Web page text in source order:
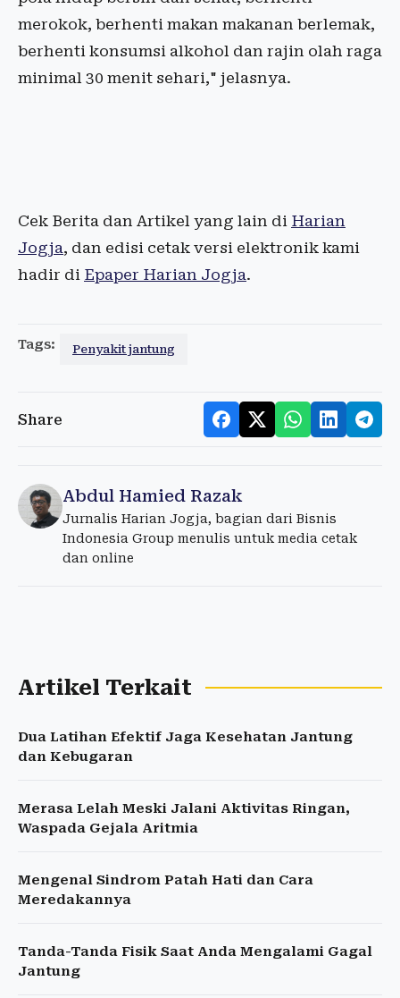
merokok, berhenti makan makanan berlemak,
berhenti konsumsi alkohol dan rajin olah raga
minimal 30 menit sehari," jelasnya.
Cek Berita dan Artikel yang lain di Harian
Jogja, dan edisi cetak versi elektronik kami
hadir di Epaper Harian Jogja.
Tags: Penyakit jantung
Share
Abdul Hamied Razak
Jurnalis Harian Jogja, bagian dari Bisnis
Indonesia Group menulis untuk media cetak
dan online
Artikel Terkait
Dua Latihan Efektif Jaga Kesehatan Jantung
dan Kebugaran
Merasa Lelah Meski Jalani Aktivitas Ringan,
Waspada Gejala Aritmia
Mengenal Sindrom Patah Hati dan Cara
Meredakannya
Tanda-Tanda Fisik Saat Anda Mengalami Gagal
Jantung